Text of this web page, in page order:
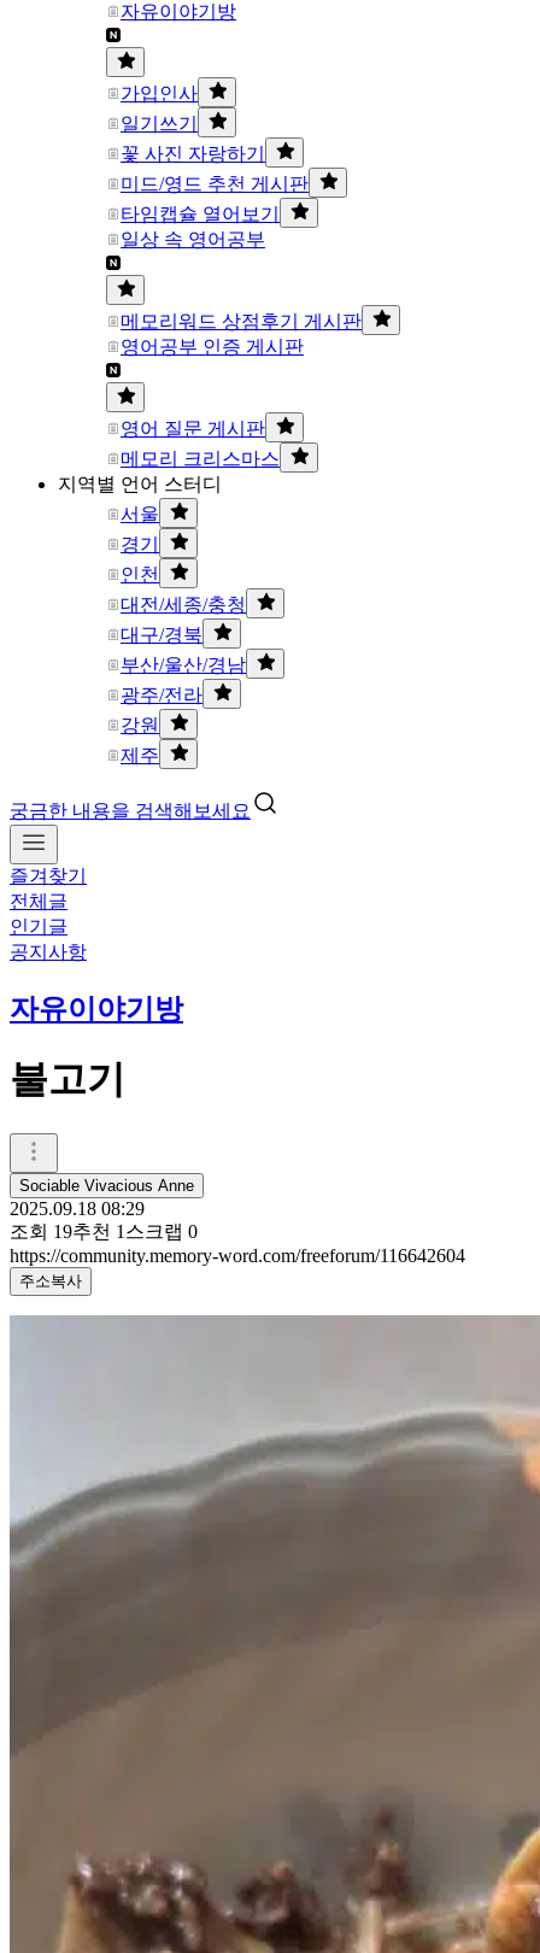
자유이야기방
가입인사
일기쓰기
꽃 사진 자랑하기
미드/영드 추천 게시판
타임캡슐 열어보기
일상 속 영어공부
메모리워드 상점후기 게시판
영어공부 인증 게시판
영어 질문 게시판
메모리 크리스마스
지역별 언어 스터디
서울
경기
인천
대전/세종/충청
대구/경북
부산/울산/경남
광주/전라
강원
제주
궁금한 내용을 검색해보세요
즐겨찾기
전체글
인기글
공지사항
자유이야기방
불고기
Sociable Vivacious Anne
2025.09.18 08:29
조회 19추천 1 스크랩 0
https://community.memory-word.com/freeforum/116642604
주소복사